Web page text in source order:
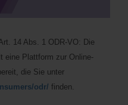
14 Abs. 1 ODR-VO: Die
eine Plattform zur Online-
die Sie unter
odr/ finden.